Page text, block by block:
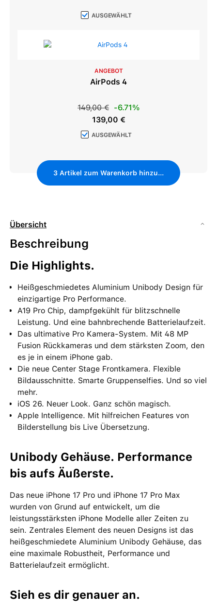
AUSGEWÄHLT
ANGEBOT
AirPods 4
Verkaufspreis:
Regulärer Preis:
149,00 € -6.71%
139,00 €
AUSGEWÄHLT
3 Artikel zum Warenkorb hinzufügen
Übersicht
Beschreibung
Die Highlights.
Heißgeschmiedetes Aluminium Unibody Design für
einzigartige Pro Performance.
A19 Pro Chip, dampfgekühlt für blitzschnelle
Leistung. Und eine bahnbrechende Batterielaufzeit.
Das ultimative Pro Kamera-System. Mit 48 MP
Fusion Rückkameras und dem stärksten Zoom, den
es je in einem iPhone gab.
Die neue Center Stage Frontkamera. Flexible
Bildausschnitte. Smarte Gruppenselfies. Und so viel
mehr.
iOS 26. Neuer Look. Ganz schön magisch.
Apple Intelligence. Mit hilfreichen Features von
Bilderstellung bis Live Übersetzung.
Unibody Gehäuse. Performance
bis aufs Äußerste.
Das neue iPhone 17 Pro und iPhone 17 Pro Max
wurden von Grund auf entwickelt, um die
leistungsstärksten iPhone Modelle aller Zeiten zu
sein. Zentrales Element des neuen Designs ist das
heißgeschmiedete Aluminium Unibody Gehäuse, das
eine maximale Robustheit, Performance und
Batterielaufzeit ermöglicht.
Sieh es dir genauer an.